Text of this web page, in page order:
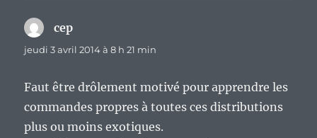
cep
jeudi 3 avril 2014 à 8 h 21 min
Faut être drôlement motivé pour apprendre les
commandes propres à toutes ces distributions
plus ou moins exotiques.